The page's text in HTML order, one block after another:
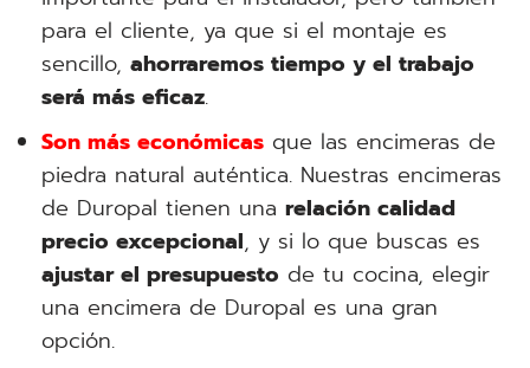
para el cliente, ya que si el montaje es
sencillo, ahorraremos tiempo y el trabajo
será más eficaz.
Son más económicas que las encimeras de
piedra natural auténtica. Nuestras encimeras
de Duropal tienen una relación calidad
precio excepcional, y si lo que buscas es
ajustar el presupuesto de tu cocina, elegir
una encimera de Duropal es una gran
opción.